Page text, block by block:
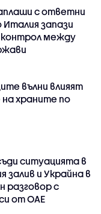
с ответни
Италия запази
контрол между
вълни влияят
храните по
ситуацията в
залив и Украйна в
разговор с
от ОАЕ